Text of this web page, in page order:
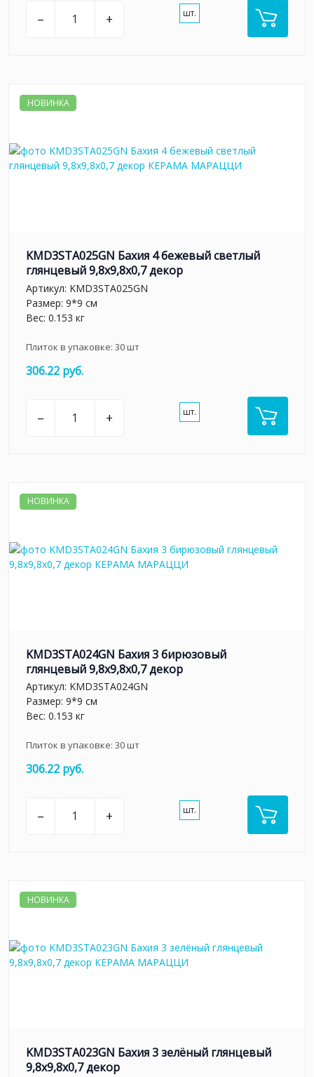
– + шт.
НОВИНКА
KMD3STA025GN Бахия 4 бежевый светлый
глянцевый 9,8x9,8x0,7 декор
Артикул: KMD3STA025GN
Размер: 9*9 см
Вес: 0.153 кг
Плиток в упаковке: 30шт
306.22 руб.
– + шт.
НОВИНКА
KMD3STA024GN Бахия 3 бирюзовый
глянцевый 9,8x9,8x0,7 декор
Артикул: KMD3STA024GN
Размер: 9*9 см
Вес: 0.153 кг
Плиток в упаковке: 30шт
306.22 руб.
– + шт.
НОВИНКА
KMD3STA023GN Бахия 3 зелёный глянцевый
9,8x9,8x0,7 декор